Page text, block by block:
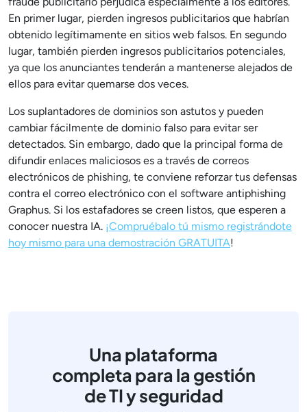
En primer lugar, pierden ingresos publicitarios que habrían
obtenido legítimamente en sitios web falsos. En segundo
lugar, también pierden ingresos publicitarios potenciales,
ya que los anunciantes tenderán a mantenerse alejados de
ellos para evitar quemarse dos veces.
Los suplantadores de dominios son astutos y pueden
cambiar fácilmente de dominio falso para evitar ser
detectados. Sin embargo, dado que la principal forma de
difundir enlaces maliciosos es a través de correos
electrónicos de phishing, te conviene reforzar tus defensas
contra el correo electrónico con el software antiphishing
Graphus. Si los estafadores se creen listos, que esperen a
conocer nuestra IA. ¡Compruébalo tú mismo registrándote
hoy mismo para una demostración GRATUITA!
Una plataforma
completa para la gestión
de TI y seguridad